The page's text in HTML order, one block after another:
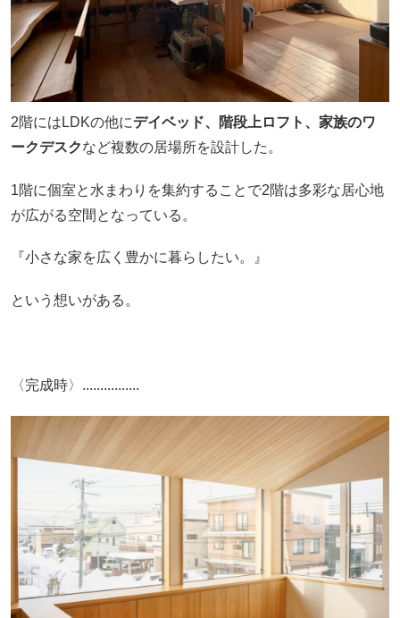
2階にはLDKの他にデイベッド、階段上ロフト、家族のワ
ークデスクなど複数の居場所を設計した。
1階に個室と水まわりを集約することで2階は多彩な居心地
が広がる空間となっている。
『小さな家を広く豊かに暮らしたい。』
という想いがある。
〈完成時〉................